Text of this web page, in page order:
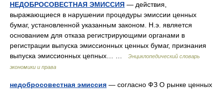
НЕДОБРОСОВЕСТНАЯ ЭМИССИЯ — действия,
выражающиеся в нарушении процедуры эмиссии ценных
бумаг, установленной указанным законом. Н.э. является
основанием для отказа регистрирующими органами в
регистрации выпуска эмиссионных ценных бумаг, признания
выпуска эмиссионных цепных… …
Энциклопедический словарь
экономики и права
недобросовестная эмиссия — согласно ФЗ О рынке ценных